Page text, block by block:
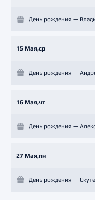
День рождения —
15 Мая,ср
День рождения —
16 Мая,чт
День рождения —
27 Мая,пн
День рождения —